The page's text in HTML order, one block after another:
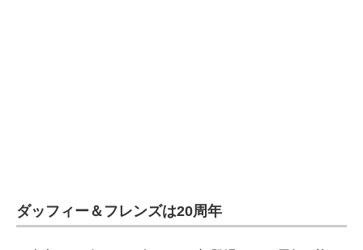
ダッフィー＆フレンズは20周年